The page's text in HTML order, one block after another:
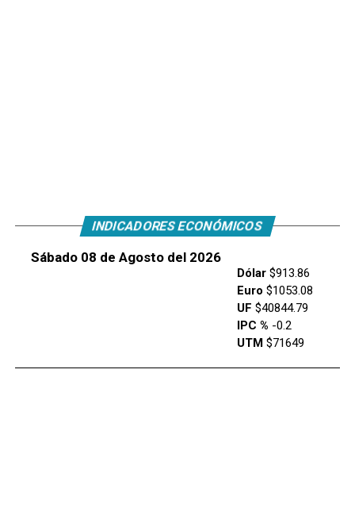
INDICADORES ECONÓMICOS
Sábado 08 de Agosto del 2026
Dólar$913.86
Euro $1053.08
UF $40844.79
IPC % -0.2
UTM$71649